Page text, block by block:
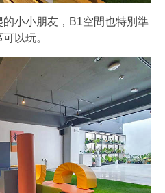
小小朋友，B1空間也特別準
以玩。